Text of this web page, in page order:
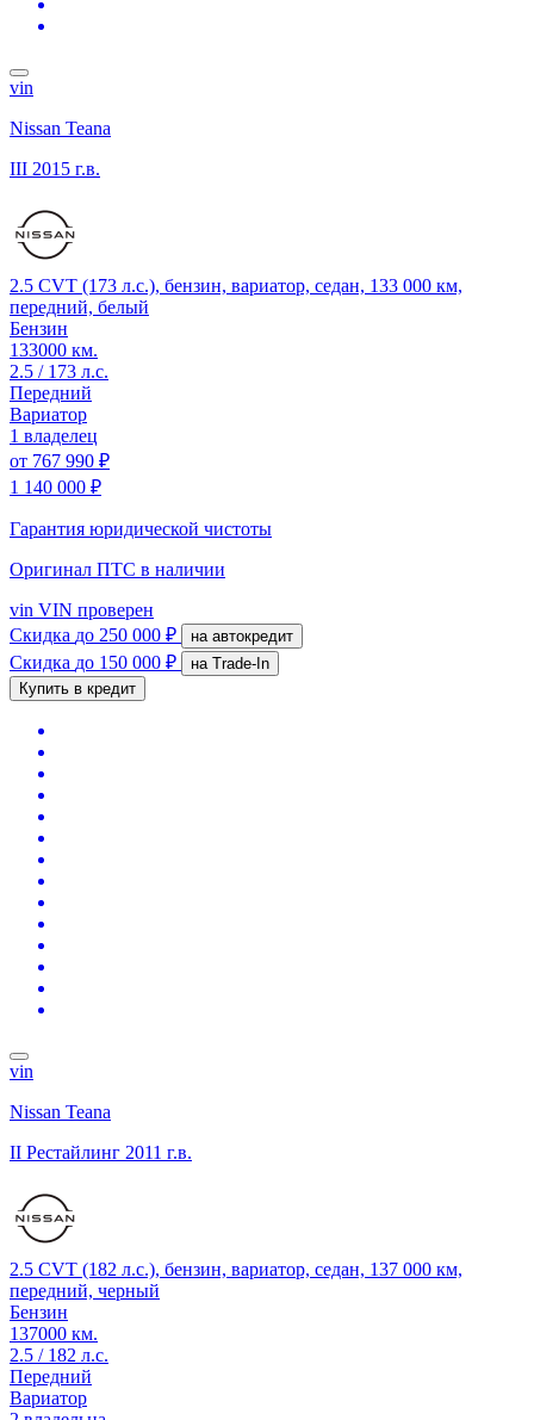
vin
Nissan Teana
III 2015 г.в.
2.5 CVT (173 л.с.), бензин, вариатор, седан, 133 000 км,
передний, белый
Бензин
133000 км.
2.5 / 173 л.с.
Передний
Вариатор
1 владелец
от 767 990 ₽
1 140 000 ₽
Гарантия юридической чистоты
Оригинал ПТС в наличии
vin VIN проверен
Скидка до 250 000 ₽ на автокредит
Скидка до 150 000 ₽
на Trade-In
Купить в кредит
vin
Nissan Teana
II Рестайлинг 2011 г.в.
2.5 CVT (182 л.с.), бензин, вариатор, седан, 137 000 км,
передний, черный
Бензин
137000 км.
2.5 / 182 л.с.
Передний
Вариатор